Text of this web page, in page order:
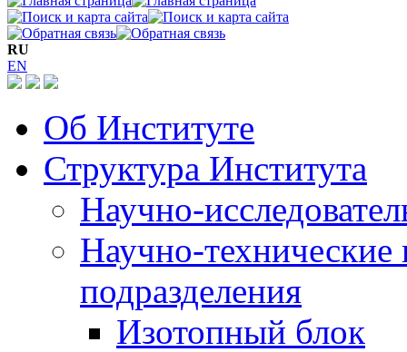
RU
EN
Об Институте
Структура Института
Научно-
Научно-технические
подразделения
Изотопный блок